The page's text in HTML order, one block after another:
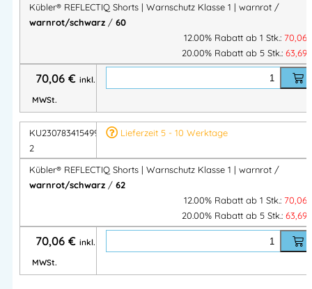
bequem & perfekt für den Sommer.
Kübler REFLECTIQ, Warnschutz Shorts, Kübler Arbeitsshorts,
Hi-Vis Shorts, EN ISO 20471 Klasse 1, Kübler PSA 2, CORDURA
Shorts, Kübler Berufsbekleidung, reflektierende Arbeitshose
Artikelnummer:
Shorts
Herstellerinformationen
PAUL H. KÜBLER
Bekleidungswerk GmbH. & Co.
Herstelleranschrift:
Kübler® REFLECTIQ Shorts | Warnschutz Klasse 1 | warnrot /
warnrot/schwarz/ 60
12.00% Rabatt ab 1 Stk.: 70,06
20.00% Rabatt ab 5 Stk.: 63,69
70,06 € inkl.
MWSt.
KU2307834154996
2
Lieferzeit 5 - 10 Werktage
Kübler® REFLECTIQ Shorts | Warnschutz Klasse 1 | warnrot /
warnrot/schwarz/ 62
12.00% Rabatt ab 1 Stk.: 70,06
20.00% Rabatt ab 5 Stk.: 63,69
70,06 € inkl.
MWSt.